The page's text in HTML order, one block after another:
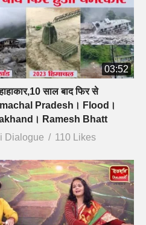
03:52
साल बाद फिर से
Pradesh। Flood।
Ramesh Bhatt
Dialogue
110 Likes